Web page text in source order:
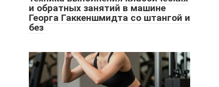
и обратных занятий в машине
Георга Гаккеншмидта со штангой и
без